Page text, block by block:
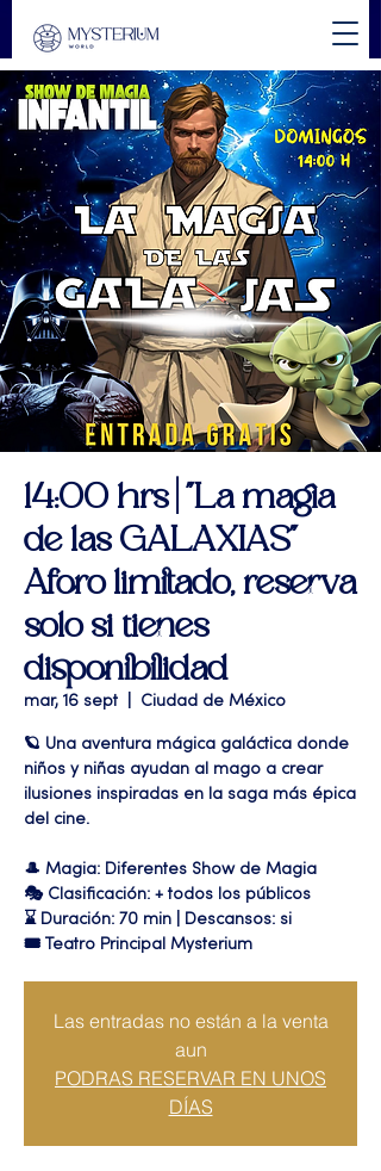
14:00 hrs | "La magia
de las GALAXIAS"
Aforo limitado, reserva
solo si tienes
disponibilidad
mar, 16 sept Ciudad de México
🪐 Una aventura mágica galáctica donde
niños y niñas ayudan al mago a crear
ilusiones inspiradas en la saga más épica
del cine.
🎩 Magia: Diferentes Show de Magia
🎭 Clasificación: + todos los públicos
⌛ Duración: 70 min | Descansos: si
🎟 Teatro Principal Mysterium
Las entradas no están a la venta
aun
PODRAS RESERVAR EN UNOS
DÍAS